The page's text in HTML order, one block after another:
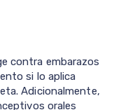
contra embarazos
si lo aplica
Adicionalmente,
orales